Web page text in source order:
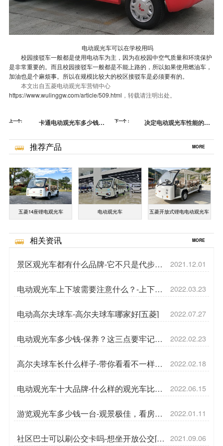
电动观光车可以在学校用吗
校园接驳车一般都是使用电动车为主，因为在校园中空气质量和环境保护
是非常重要的。而且校园接驳车一般都是不能上路的，所以如果使用燃油车，
加油也是个麻烦事。所以在规模比较大的校区接驳车是必须要有的。
本文出自五菱电动观光车营销中心
https://www.wulinggw.com/article/509.html ，转载请注明出处。
上一个:
卡通电动观光车多少钱一
下一个：
决定电动观光车性能的技
三大性能技术[五菱]
推荐产品 MORE
五菱14座锂电观光车 电动观光车 五菱开放式锂电电动观光车
相关资讯 MORE
景区观光车都有什么品牌-它不只是代步工
具[五菱]
2021.12.01
电动观光车上下坡需要注意什么？-上下坡
要小心[五菱]
2022.03.23
电动高尔夫球车-高尔夫球车哪家好[五菱] 2022.07.27
电动观光车多少钱-保养？这三点要牢记！
[五菱]
2022.02.23
高尔夫球车长什么样子-带你看看不一样的
东西[五菱]
2022.02.18
电动观光车十大品牌-什么样的观光车比较
安全[五菱]
2022.06.15
游览观光车多少钱一台-观景极佳，看房也
搭[五菱]
2022.01.11
社区巴士可以刷公交卡吗-想坐开放公交[五 2021.09.06